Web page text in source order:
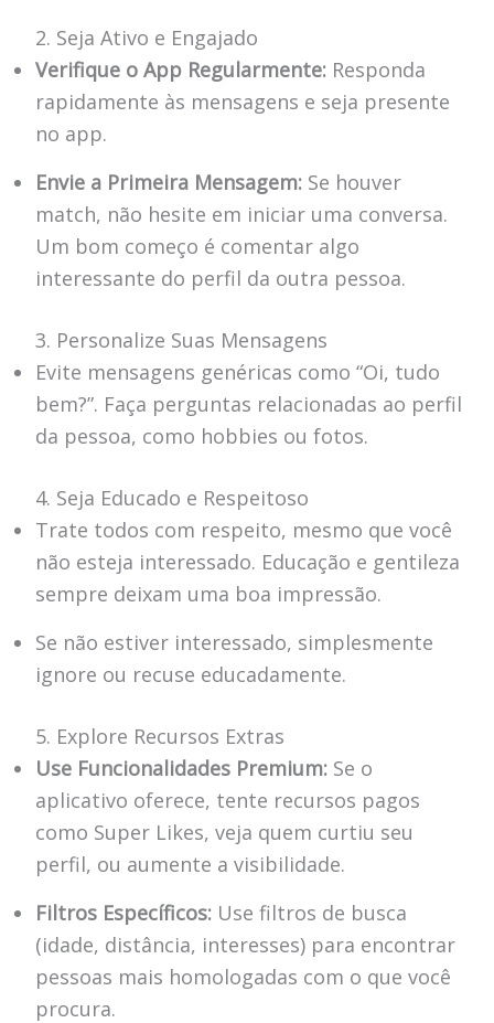
2. Seja Ativo e Engajado
Verifique o App Regularmente:Responda
rapidamente às mensagens e seja presente
no app.
Envie a Primeira Mensagem:Se houver
match, não hesite em iniciar uma conversa.
Um bom começo é comentar algo
interessante do perfil da outra pessoa.
3. Personalize Suas Mensagens
Evite mensagens genéricas como “Oi, tudo
bem?”. Faça perguntas relacionadas ao perfil
da pessoa, como hobbies ou fotos.
4. Seja Educado e Respeitoso
Trate todos com respeito, mesmo que você
não esteja interessado. Educação e gentileza
sempre deixam uma boa impressão.
Se não estiver interessado, simplesmente
ignore ou recuse educadamente.
5. Explore Recursos Extras
Use Funcionalidades Premium:Se o
aplicativo oferece, tente recursos pagos
como Super Likes, veja quem curtiu seu
perfil, ou aumente a visibilidade.
Filtros Específicos:Use filtros de busca
(idade, distância, interesses) para encontrar
pessoas mais homologadas com o que você
procura.